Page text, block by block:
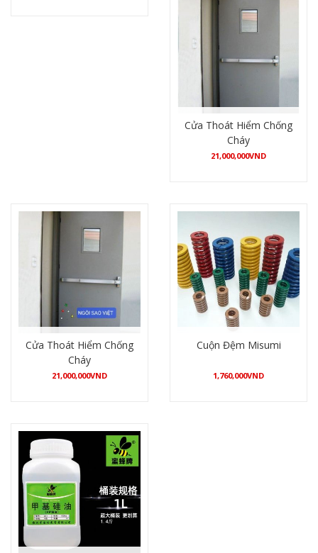
Cửa Thoát Hiểm Chống
Cháy
21,000,000VND
Cửa Thoát Hiểm Chống
Cháy
21,000,000VND
Cuộn Đệm Misumi
1,760,000VND